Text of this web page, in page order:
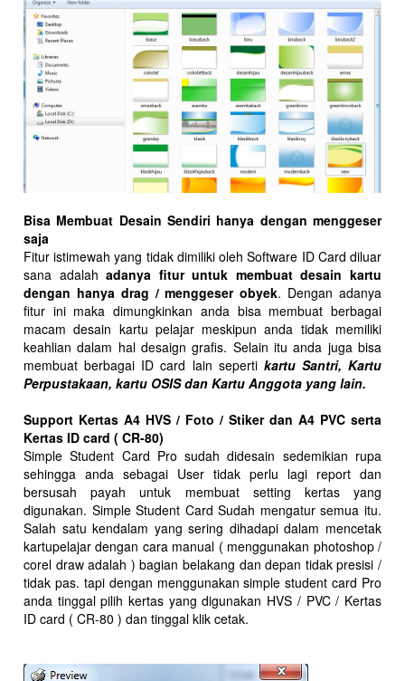
Bisa Membuat Desain Sendiri hanya dengan menggeser
saja
Fitur istimewah yang tidak dimiliki oleh Software ID Card diluar
sana adalah adanya fitur untuk membuat desain kartu
dengan hanya drag / menggeser obyek. Dengan adanya
fitur ini maka dimungkinkan anda bisa membuat berbagai
macam desain kartu pelajar meskipun anda tidak memiliki
keahlian dalam hal desaign grafis. Selain itu anda juga bisa
membuat berbagai ID card lain seperti kartu Santri, Kartu
Perpustakaan, kartu OSIS dan Kartu Anggota yang lain.
Support Kertas A4 HVS / Foto / Stiker dan A4 PVC serta
Kertas ID card ( CR-80)
Simple Student Card Pro sudah didesain sedemikian rupa
sehingga anda sebagai User tidak perlu lagi report dan
bersusah payah untuk membuat setting kertas yang
digunakan. Simple Student Card Sudah mengatur semua itu.
Salah satu kendalam yang sering dihadapi dalam mencetak
kartupelajar dengan cara manual ( menggunakan photoshop /
corel draw adalah ) bagian belakang dan depan tidak presisi /
tidak pas. tapi dengan menggunakan simple student card Pro
anda tinggal pilih kertas yang digunakan HVS / PVC / Kertas
ID card ( CR-80 ) dan tinggal klik cetak.